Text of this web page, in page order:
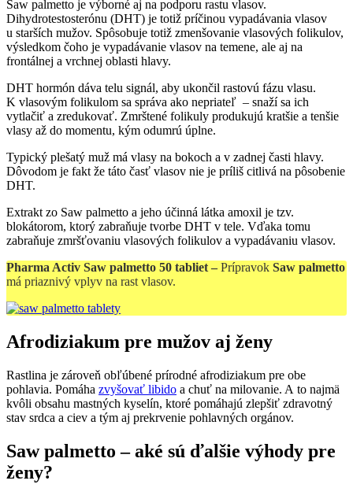
Saw palmetto je výborné aj na podporu rastu vlasov.
Dihydrotestosterónu (DHT) je totiž príčinou vypadávania vlasov
u starších mužov. Spôsobuje totiž zmenšovanie vlasových folikulov,
výsledkom čoho je vypadávanie vlasov na temene, ale aj na
frontálnej a vrchnej oblasti hlavy.
DHT hormón dáva telu signál, aby ukončil rastovú fázu vlasu.
K vlasovým folikulom sa správa ako nepriateľ – snaží sa ich
vytlačiť a zredukovať. Zmrštené folikuly produkujú kratšie a tenšie
vlasy až do momentu, kým odumrú úplne.
Typický plešatý muž má vlasy na bokoch a v zadnej časti hlavy.
Dôvodom je fakt že táto časť vlasov nie je príliš citlivá na pôsobenie
DHT.
Extrakt zo Saw palmetto a jeho účinná látka amoxil je tzv.
blokátorom, ktorý zabraňuje tvorbe DHT v tele. Vďaka tomu
zabraňuje zmršťovaniu vlasových folikulov a vypadávaniu vlasov.
Pharma Activ Saw palmetto 50 tabliet – Prípravok Saw palmetto
má priaznivý vplyv na rast vlasov.
Afrodiziakum pre mužov aj ženy
Rastlina je zároveň obľúbené prírodné afrodiziakum pre obe
pohlavia. Pomáha zvyšovať libido a chuť na milovanie. A to najmä
kvôli obsahu mastných kyselín, ktoré pomáhajú zlepšiť zdravotný
stav srdca a ciev a tým aj prekrvenie pohlavných orgánov.
Saw palmetto – aké sú ďalšie výhody pre
ženy?